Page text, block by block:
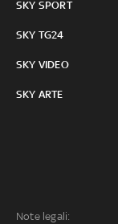
SKY SPORT
SKY TG24
SKY VIDEO
SKY ARTE
Note legali: